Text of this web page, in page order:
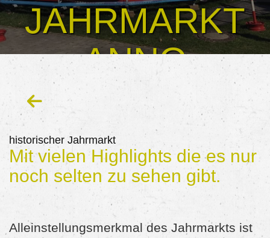
JAHRMARKT
ANNO
DAZUMAL
12. - 24. April
2022
historischer Jahrmarkt
Mit vielen Highlights die es nur
noch selten zu sehen gibt.
Alleinstellungsmerkmal des Jahrmarkts ist